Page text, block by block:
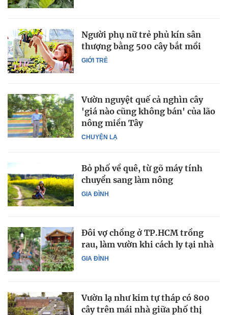
GIỚI TRẺ
Người phụ nữ trẻ phủ kín sân
thượng bằng 500 cây bắt mồi
CHUYỆN LẠ
Vườn nguyệt quế cả nghìn cây
'giá nào cũng không bán' của lão
nông miền Tây
GIA ĐÌNH
Bỏ phố về quê, từ gõ máy tính
chuyển sang làm nông
GIA ĐÌNH
Đôi vợ chồng ở TP.HCM trồng
rau, làm vườn khi cách ly tại nhà
Vườn lạ như kim tự tháp có 800
cây trên mái nhà giữa phố thị